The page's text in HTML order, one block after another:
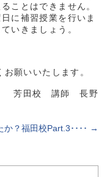
ことはできません。
に補習授業を行いま
いきましょう。
願いいたします。
芳田校 講師 長野
か？福田校Part.3････ →